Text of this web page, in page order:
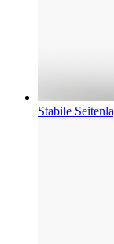
Stabile